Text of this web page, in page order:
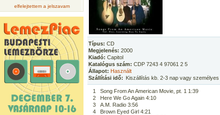
elfelejtettem a jelszavam
Típus: CD
Megjelenés: 2000
Kiadó: Capitol
Katalógus szám: CDP 7243 4 97061 2 5
Állapot: Használt
Szállítási idő: Kiszállítás kb. 2-3 nap vagy
1
Song From An American Movie, pt. 1 1:39
2
Here We Go Again 4:10
3
A.M. Radio 3:56
4
Brown Eyed Girl 4:21